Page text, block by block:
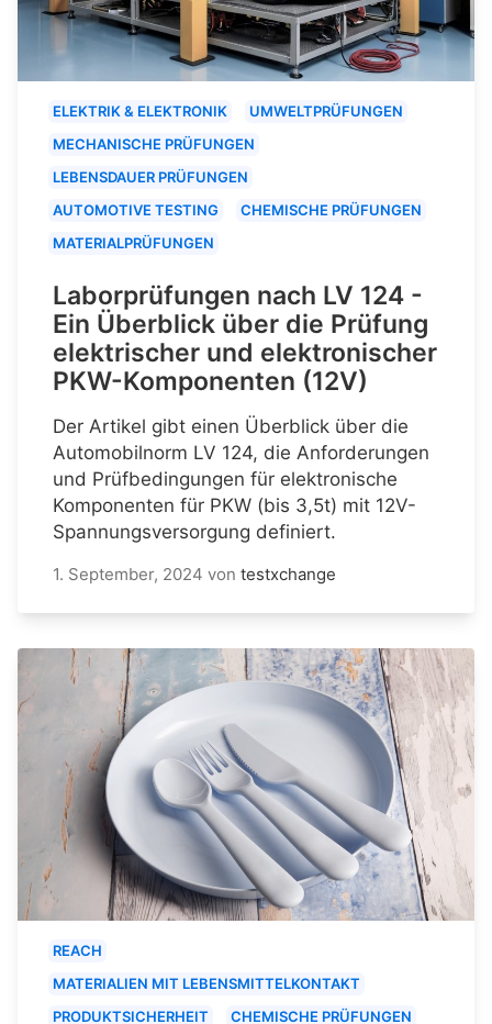
ELEKTRIK & ELEKTRONIK
UMWELTPRÜFUNGEN
MECHANISCHE PRÜFUNGEN
LEBENSDAUER PRÜFUNGEN
AUTOMOTIVE TESTING
CHEMISCHE PRÜFUNGEN
MATERIALPRÜFUNGEN
Laborprüfungen nach LV 124 -
Ein Überblick über die Prüfung
elektrischer und elektronischer
PKW-Komponenten (12V)
Der Artikel gibt einen Überblick über die
Automobilnorm LV 124, die Anforderungen
und Prüfbedingungen für elektronische
Komponenten für PKW (bis 3,5t) mit 12V-
Spannungsversorgung definiert.
1. September, 2024 von testxchange
REACH
MATERIALIEN MIT LEBENSMITTELKONTAKT
PRODUKTSICHERHEIT
CHEMISCHE PRÜFUNGEN